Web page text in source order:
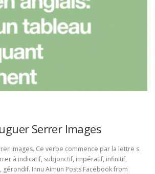
Serrer Images
Images. Ce verbe commence par la lettre s.
à indicatif, subjonctif, impératif, infinitif,
Innu Aimun Posts Facebook from